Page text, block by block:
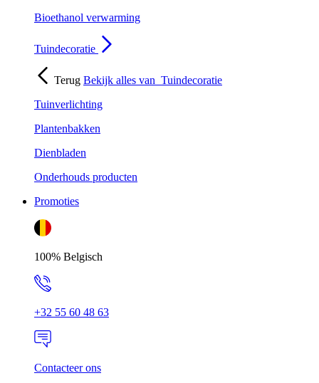
Bioethanol verwarming
Tuindecoratie
Terug Bekijk alles van Tuindecoratie
Tuinverlichting
Plantenbakken
Dienbladen
Onderhouds producten
Promoties
100% Belgisch
+32 55 60 48 63
Contacteer ons